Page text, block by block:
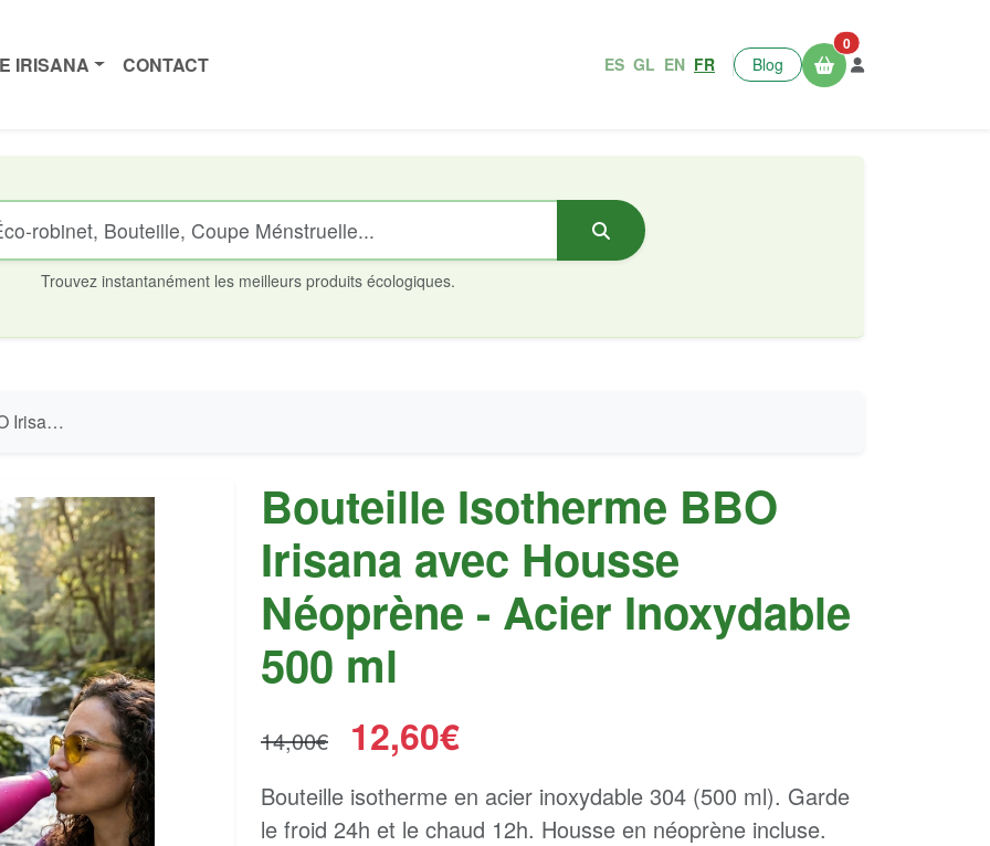
IRISANA CONTACT ES GL EN FR Blog
0
Trouvez instantanément les meilleurs produits écologiques.
500 ml
Bouteille Isotherme BBO
Irisana avec Housse
Néoprène - Acier Inoxydable
500 ml
14,00€ 12,60€
Bouteille isotherme en acier inoxydable 304 (500 ml). Garde
le froid 24h et le chaud 12h. Housse en néoprène incluse.